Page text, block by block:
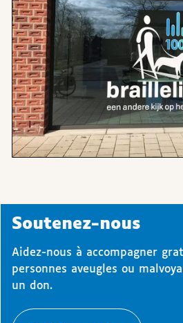
Soutenez-nous
Aidez-nous à accompagner
personnes aveugles ou
un don.